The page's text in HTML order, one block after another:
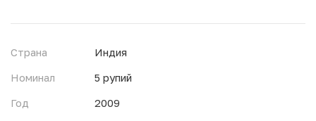
Страна
Индия
Номинал
5 рупий
Год
2009